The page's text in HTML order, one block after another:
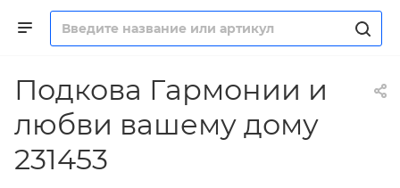
Подкова Гармонии и
любви вашему дому
231453